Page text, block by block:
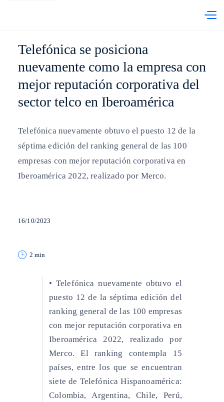
Telefónica se posiciona
nuevamente como la empresa con
mejor reputación corporativa del
sector telco en Iberoamérica
Telefónica nuevamente obtuvo el puesto 12 de la
séptima edición del ranking general de las 100
empresas con mejor reputación corporativa en
Iberoamérica 2022, realizado por Merco.
16/10/2023
2 min
• Telefónica nuevamente obtuvo el
puesto 12 de la séptima edición del
ranking general de las 100 empresas
con mejor reputación corporativa en
Iberoamérica 2022, realizado por
Merco. El ranking contempla 15
países, entre los que se encuentran
siete de Telefónica Hispanoamérica:
Colombia, Argentina, Chile, Perú,